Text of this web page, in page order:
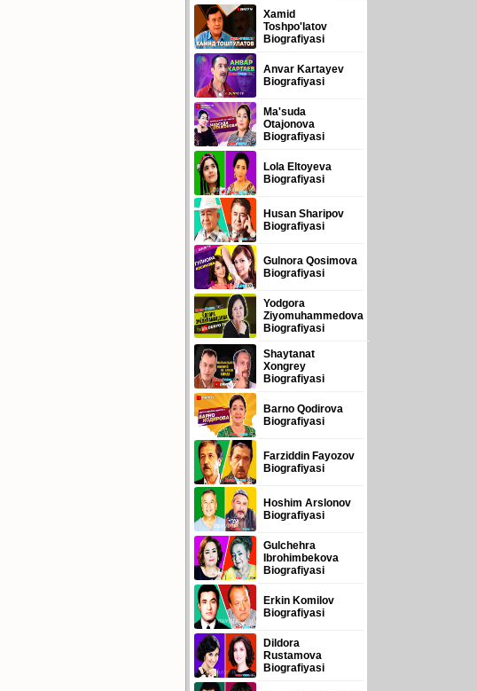
Xamid
Toshpo'latov
Biografiyasi
Anvar Kartayev
Biografiyasi
Ma'suda
Otajonova
Biografiyasi
Lola Eltoyeva
Biografiyasi
Husan Sharipov
Biografiyasi
Gulnora Qosimova
Biografiyasi
Yodgora
Ziyomuhammedova
Biografiyasi
Shaytanat
Xongrey
Biografiyasi
Barno Qodirova
Biografiyasi
Farziddin Fayozov
Biografiyasi
Hoshim Arslonov
Biografiyasi
Gulchehra
Ibrohimbekova
Biografiyasi
Erkin Komilov
Biografiyasi
Dildora
Rustamova
Biografiyasi